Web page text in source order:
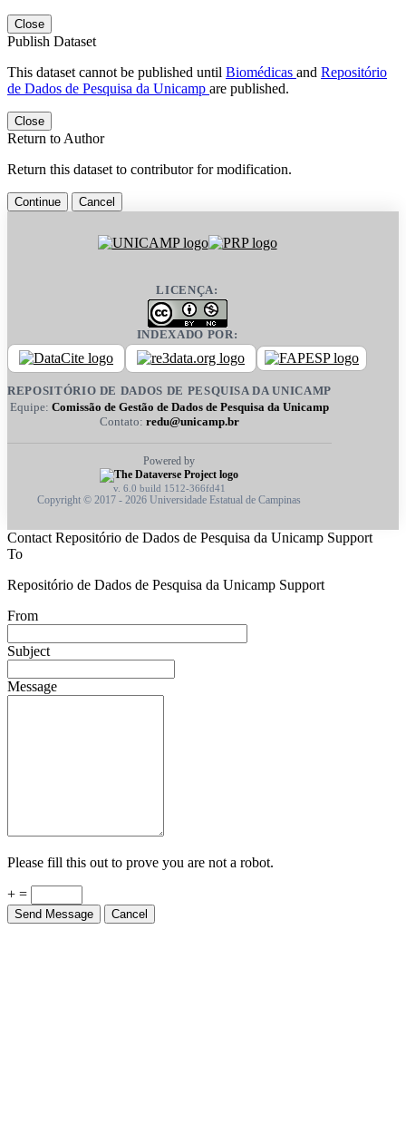
Close
Publish Dataset
This dataset cannot be published until Biomédicas and Repositório
de Dados de Pesquisa da Unicamp are published.
Close
Return to Author
Return this dataset to contributor for modification.
Continue Cancel
LICENÇA:
INDEXADO POR:
REPOSITÓRIO DE DADOS DE PESQUISA DA UNICAMP
Equipe: Comissão de Gestão de Dados de Pesquisa da Unicamp
Contato: redu@unicamp.br
Powered by
v. 6.0 build 1512-366fd41
Copyright © 2017 - 2026 Universidade Estatual de Campinas
Contact Repositório de Dados de Pesquisa da Unicamp Support
To
Repositório de Dados de Pesquisa da Unicamp Support
From
Subject
Message
Please fill this out to prove you are not a robot.
+ =
Send Message Cancel